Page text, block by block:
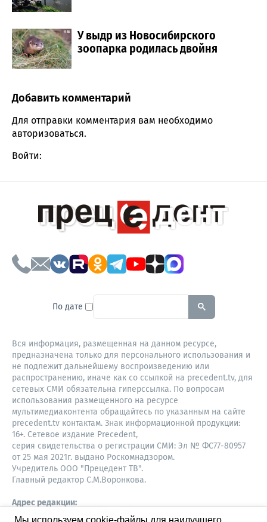
У выдр из Новосибирского
зоопарка родилась двойня
Comment section
Добавить комментарий
Для отправки комментария вам необходимо
авторизоваться.
Войти:
По дате To search this site, enter a
Вся информация, размещенная на данном ресурсе,
предназначена только для персонального использования и
не подлежит дальнейшему воспроизведению или
распространению, иначе как со ссылкой на precedent.tv, для
сетевых СМИ обязательна гиперссылка. По вопросам
использования размещенного на ресурсе
мультимедиаконтента обращайтесь по указанным на сайте
precedent.tv контактам. Знак информационной продукции:
16+. Сетевое издание Precedent,
серия свидетельства о регистрации СМИ: Эл № ФС77-80957
от 25 мая 2021г. выдано Роскомнадзором.
Учредитель ООО "Прецедент ТВ".
Главный редактор С.М.Воронкова.
Адрес редакции:
Мы используем cookie-файлы для наилучшего